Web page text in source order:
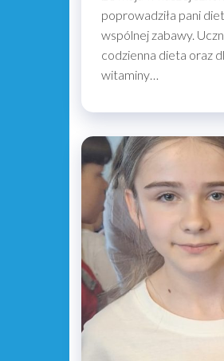
poprowadziła pani
wspólnej zabawy.
codzienna dieta oraz
witaminy…